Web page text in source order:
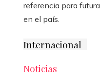
referencia para
en el país.
Internacional
Noticias